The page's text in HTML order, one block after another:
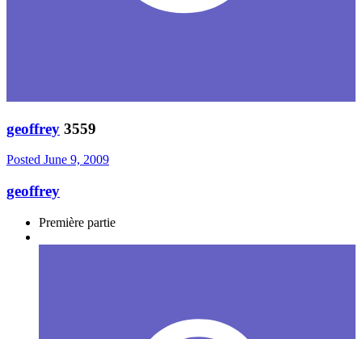
geoffrey 3559
Posted June 9, 2009
geoffrey
Première partie